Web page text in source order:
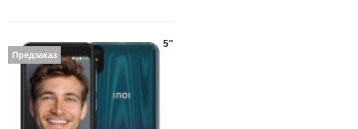
5"
Предзаказ